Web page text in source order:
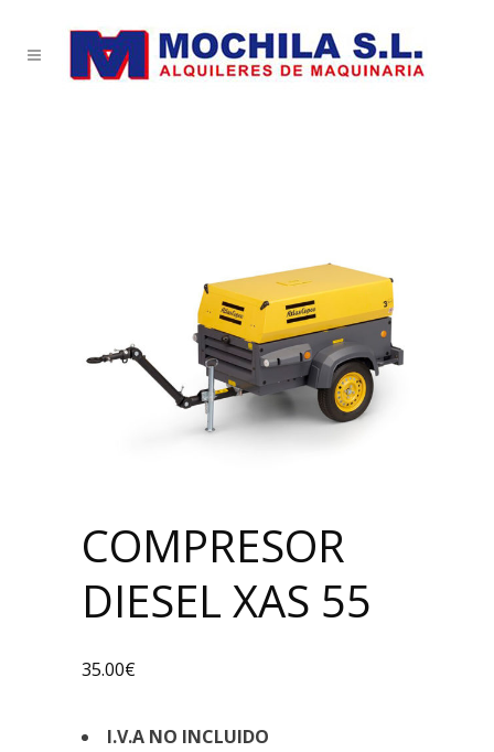
COMPRESOR
DIESEL XAS 55
35.00€
I.V.A NO INCLUIDO